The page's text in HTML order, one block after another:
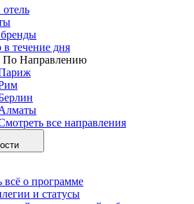
течение дня
По Направлению
все направления
всё о программе
и статусы